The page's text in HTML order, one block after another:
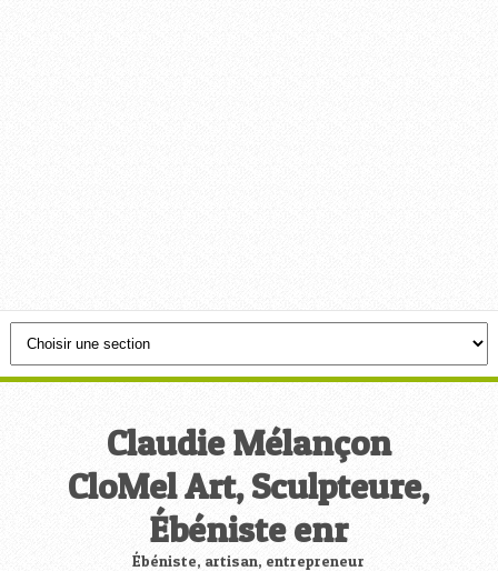
Claudie Mélançon
CloMel Art, Sculpteure,
Ébéniste enr
Ébéniste, artisan, entrepreneur